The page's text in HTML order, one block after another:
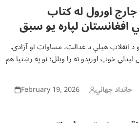
اورول له کتاب
افغانستان لپاره يو سبق
د انقلاب هیلې د عدالت، مساوات او آزادۍ
خوب اورېدو ته را وبلل؛ نو په رښتیا هم
February 19, 2026 جانداد جهاني